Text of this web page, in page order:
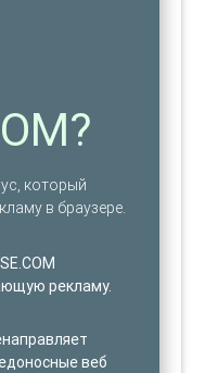
который
в браузере.
рекламу.
веб